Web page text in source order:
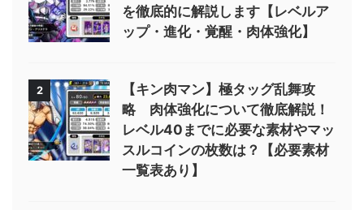
を徹底的に解説します【レベルア
ップ・進化・覚醒・肉体強化】
2
【キン肉マン】極タッグ乱舞攻
略 肉体強化について徹底解説！
レベル40までに必要な素材やマッ
スルコインの枚数は？【必要素材
一覧表あり】